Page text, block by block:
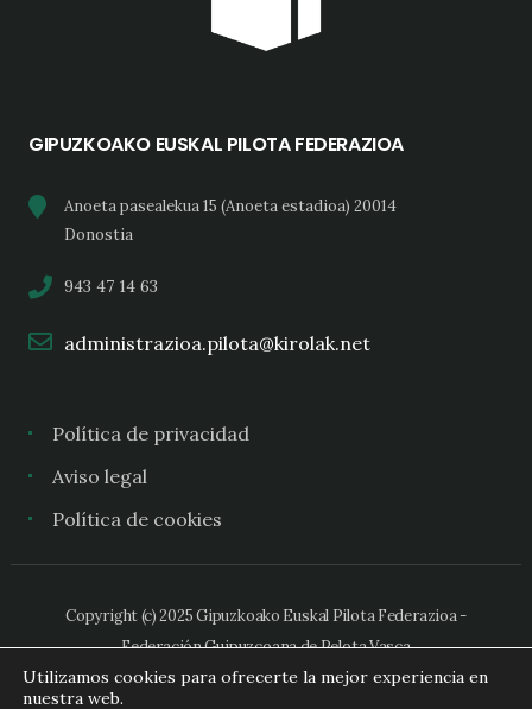
GIPUZKOAKO EUSKAL PILOTA FEDERAZIOA
Anoeta pasealekua 15 (Anoeta estadioa) 20014
Donostia
943 47 14 63
administrazioa.pilota@kirolak.net
Política de privacidad
Aviso legal
Política de cookies
Copyright (c) 2025 Gipuzkoako Euskal Pilota Federazioa -
Federación Guipuzcoana de Pelota Vasca
Utilizamos cookies para ofrecerte la mejor experiencia en
nuestra web.